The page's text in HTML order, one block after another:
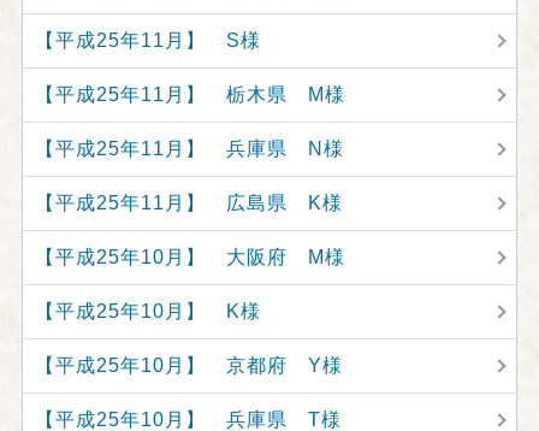
【平成25年11月】 S様
【平成25年11月】 栃木県 M様
【平成25年11月】 兵庫県 N様
【平成25年11月】 広島県 K様
【平成25年10月】 大阪府 M様
【平成25年10月】 K様
【平成25年10月】 京都府 Y様
【平成25年10月】 兵庫県 T様